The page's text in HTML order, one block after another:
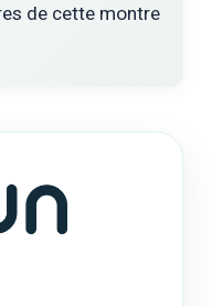
de cette montre